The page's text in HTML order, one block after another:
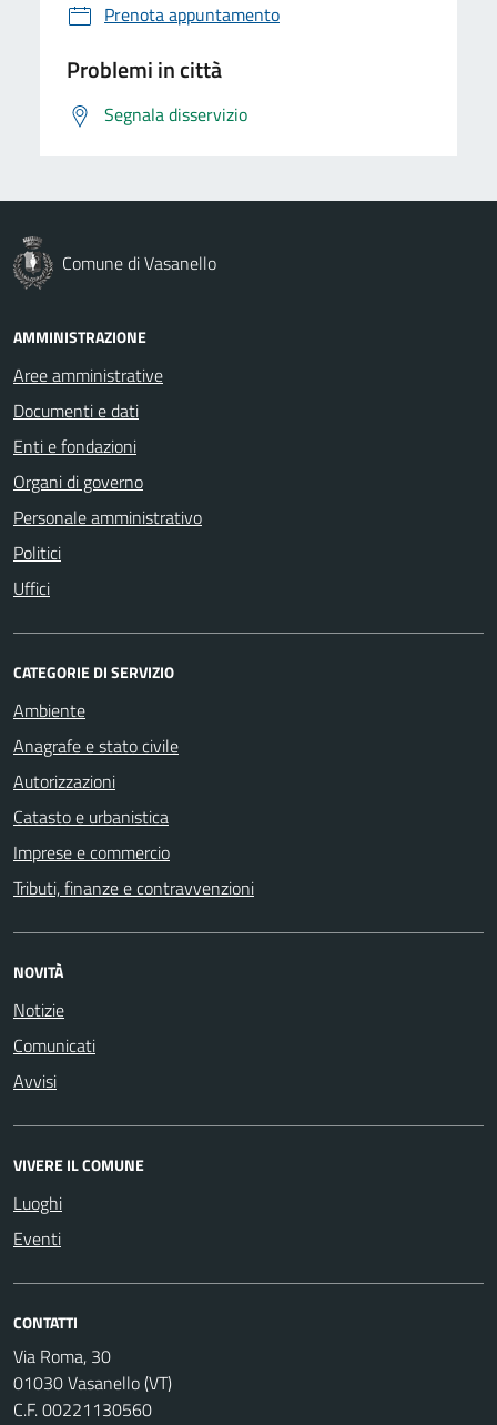
Prenota appuntamento
Problemi in città
Segnala disservizio
Comune di Vasanello
AMMINISTRAZIONE
Aree amministrative
Documenti e dati
Enti e fondazioni
Organi di governo
Personale amministrativo
Politici
Uffici
CATEGORIE DI SERVIZIO
Ambiente
Anagrafe e stato civile
Autorizzazioni
Catasto e urbanistica
Imprese e commercio
Tributi, finanze e contravvenzioni
NOVITÀ
Notizie
Comunicati
Avvisi
VIVERE IL COMUNE
Luoghi
Eventi
CONTATTI
Via Roma, 30
01030 Vasanello (VT)
C.F. 00221130560